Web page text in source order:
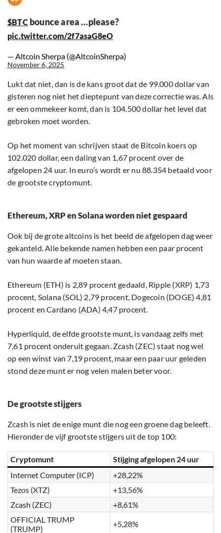
$BTCbounce area …please?
pic.twitter.com/2f7asaG8eO
— Altcoin Sherpa (@AltcoinSherpa)
November 6, 2025
Lukt dat niet, dan is de kans groot dat de 99.000 dollar van
gisteren nog niet het dieptepunt van deze correctie was. Als
er een ommekeer komt, dan is 104.500 dollar het level dat
gebroken moet worden.
Op het moment van schrijven staat de Bitcoin koers op
102.020 dollar, een daling van 1,67 procent over de
afgelopen 24 uur. In euro’s wordt er nu 88.354 betaald voor
de grootste cryptomunt.
Ethereum, XRP en Solana worden niet gespaard
Ook bij de grote altcoins is het beeld de afgelopen dag weer
gekanteld. Alle bekende namen hebben een paar procent
van hun waarde af moeten staan.
Ethereum (ETH) is 2,89 procent gedaald, Ripple (XRP) 1,73
procent, Solana (SOL) 2,79 procent, Dogecoin (DOGE) 4,81
procent en Cardano (ADA) 4,47 procent.
Hyperliquid, de elfde grootste munt, is vandaag zelfs met
7,61 procent onderuit gegaan. Zcash (ZEC) staat nog wel
op een winst van 7,19 procent, maar een paar uur geleden
stond deze munt er nog velen malen beter voor.
De grootste stijgers
Zcash is niet de enige munt die nog een groene dag beleeft.
Hieronder de vijf grootste stijgers uit de top 100:
Cryptomunt
Stijging afgelopen 24 uur
Internet Computer (ICP)
+28,22%
Tezos (XTZ)
+13,56%
Zcash (ZEC)
+8,61%
OFFICIAL TRUMP
(TRUMP)
+5,28%